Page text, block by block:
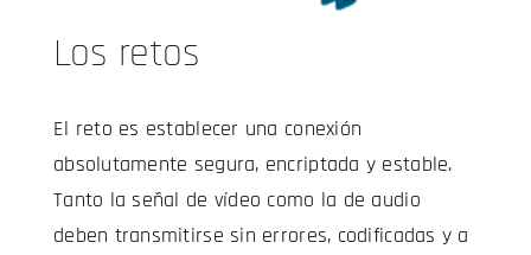
Los retos
El reto es establecer una conexión
absolutamente segura, encriptada y estable.
Tanto la señal de vídeo como la de audio
deben transmitirse sin errores, codificadas y a